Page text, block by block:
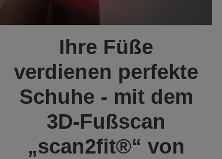
Ihre Füße
verdienen perfekte
Schuhe - mit dem
3D-Fußscan
„scan2fit®“ von